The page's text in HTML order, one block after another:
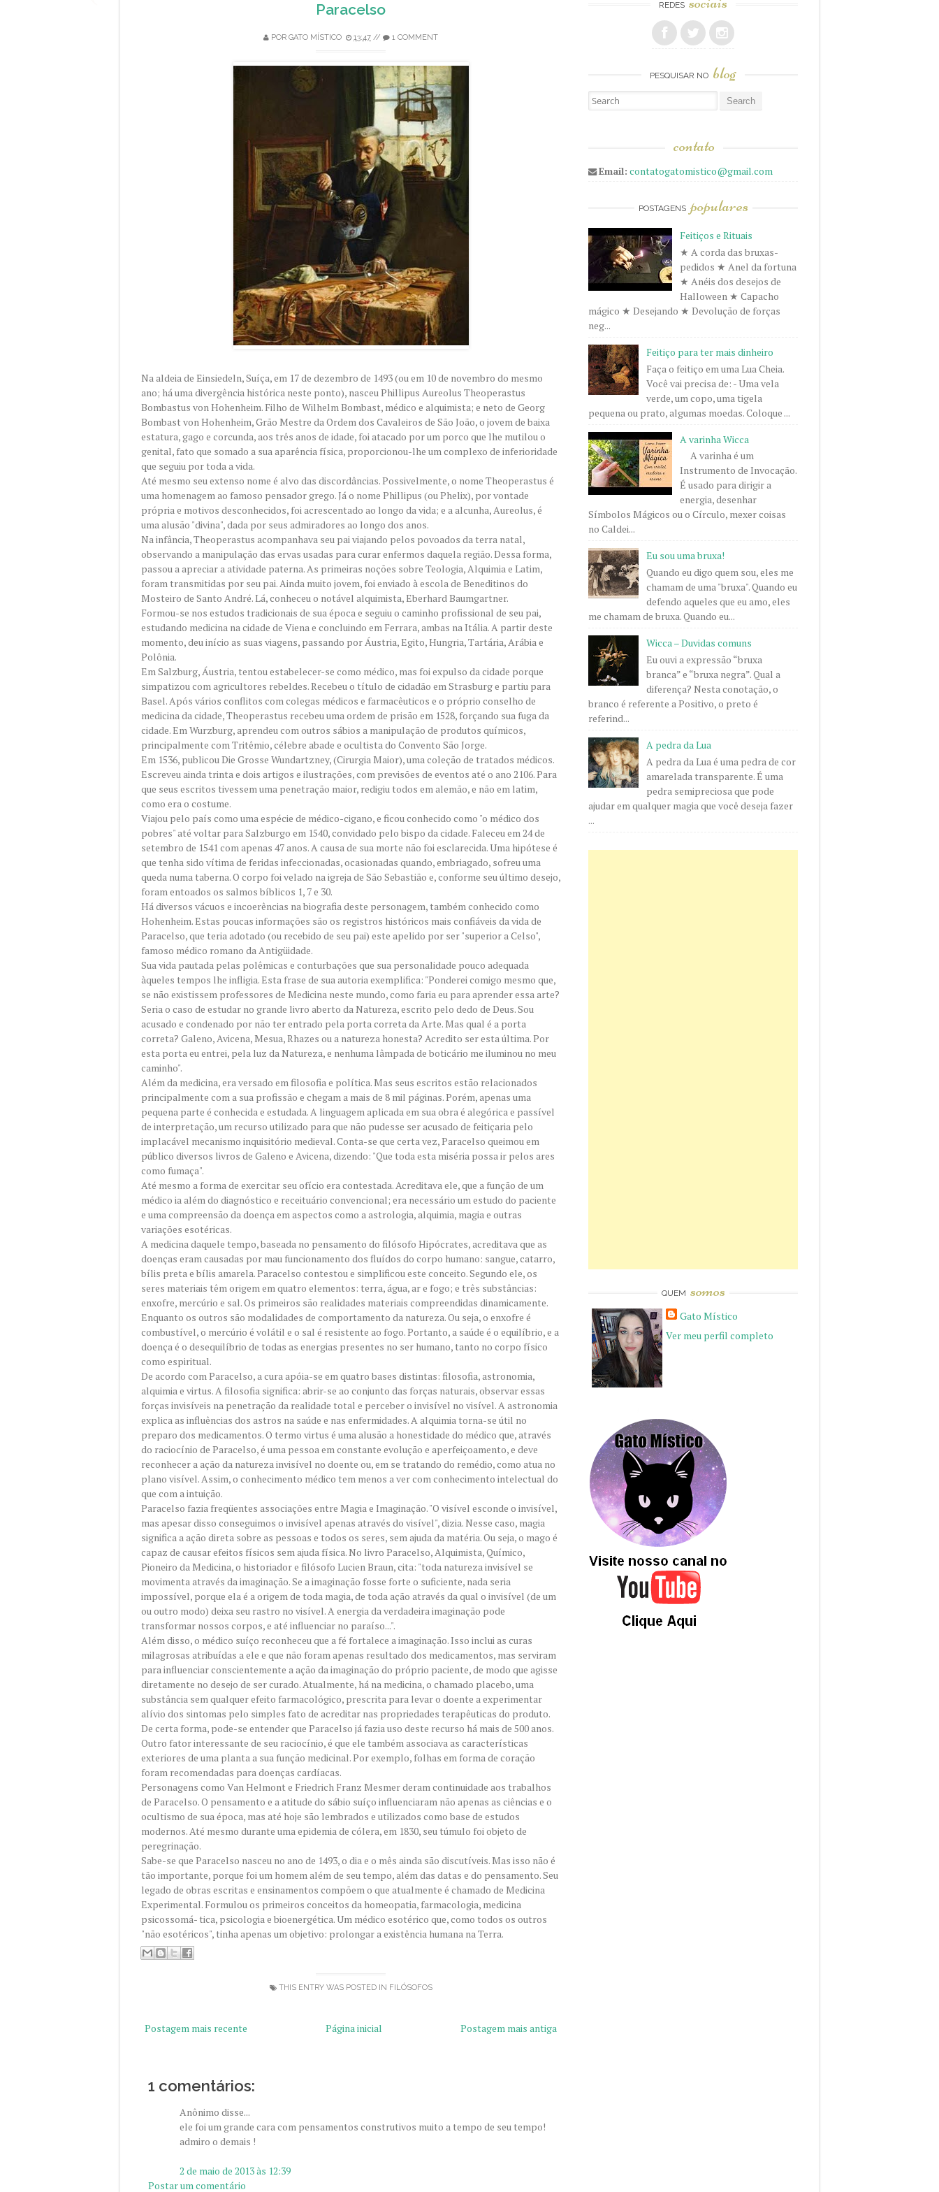
Paracelso
POR GATO MÍSTICO 13:47 // 1 COMMENT
Na aldeia de Einsiedeln, Suíça, em 17 de dezembro de 1493 (ou em 10 de novembro do mesmo
ano; há uma divergência histórica neste ponto), nasceu Phillipus Aureolus Theoperastus
Bombastus von Hohenheim. Filho de Wilhelm Bombast, médico e alquimista; e neto de Georg
Bombast von Hohenheim, Grão Mestre da Ordem dos Cavaleiros de São João, o jovem de baixa
estatura, gago e corcunda, aos três anos de idade, foi atacado por um porco que lhe mutilou o
genital, fato que somado a sua aparência física, proporcionou-lhe um complexo de inferioridade
que seguiu por toda a vida.
Até mesmo seu extenso nome é alvo das discordâncias. Possivelmente, o nome Theoperastus é
uma homenagem ao famoso pensador grego. Já o nome Phillipus (ou Phelix), por vontade
própria e motivos desconhecidos, foi acrescentado ao longo da vida; e a alcunha, Aureolus, é
uma alusão "divina", dada por seus admiradores ao longo dos anos.
Na infância, Theoperastus acompanhava seu pai viajando pelos povoados da terra natal,
observando a manipulação das ervas usadas para curar enfermos daquela região. Dessa forma,
passou a apreciar a atividade paterna. As primeiras noções sobre Teologia, Alquimia e Latim,
foram transmitidas por seu pai. Ainda muito jovem, foi enviado à escola de Beneditinos do
Mosteiro de Santo André. Lá, conheceu o notável alquimista, Eberhard Baumgartner.
Formou-se nos estudos tradicionais de sua época e seguiu o caminho profissional de seu pai,
estudando medicina na cidade de Viena e concluindo em Ferrara, ambas na Itália. A partir deste
momento, deu início as suas viagens, passando por Áustria, Egito, Hungria, Tartária, Arábia e
Polônia.
Em Salzburg, Áustria, tentou estabelecer-se como médico, mas foi expulso da cidade porque
simpatizou com agricultores rebeldes. Recebeu o título de cidadão em Strasburg e partiu para
Basel. Após vários conflitos com colegas médicos e farmacêuticos e o próprio conselho de
medicina da cidade, Theoperastus recebeu uma ordem de prisão em 1528, forçando sua fuga da
cidade. Em Wurzburg, aprendeu com outros sábios a manipulação de produtos químicos,
principalmente com Tritêmio, célebre abade e ocultista do Convento São Jorge.
Em 1536, publicou Die Grosse Wundartzney, (Cirurgia Maior), uma coleção de tratados médicos.
Escreveu ainda trinta e dois artigos e ilustrações, com previsões de eventos até o ano 2106. Para
que seus escritos tivessem uma penetração maior, redigiu todos em alemão, e não em latim,
como era o costume.
Viajou pelo país como uma espécie de médico-cigano, e ficou conhecido como "o médico dos
pobres" até voltar para Salzburgo em 1540, convidado pelo bispo da cidade. Faleceu em 24 de
setembro de 1541 com apenas 47 anos. A causa de sua morte não foi esclarecida. Uma hipótese é
que tenha sido vítima de feridas infeccionadas, ocasionadas quando, embriagado, sofreu uma
queda numa taberna. O corpo foi velado na igreja de São Sebastião e, conforme seu último desejo,
foram entoados os salmos bíblicos 1, 7 e 30.
Há diversos vácuos e incoerências na biografia deste personagem, também conhecido como
Hohenheim. Estas poucas informações são os registros históricos mais confiáveis da vida de
Paracelso, que teria adotado (ou recebido de seu pai) este apelido por ser "superior a Celso",
famoso médico romano da Antigüidade.
Sua vida pautada pelas polêmicas e conturbações que sua personalidade pouco adequada
àqueles tempos lhe infligia. Esta frase de sua autoria exemplifica: "Ponderei comigo mesmo que,
se não existissem professores de Medicina neste mundo, como faria eu para aprender essa arte?
Seria o caso de estudar no grande livro aberto da Natureza, escrito pelo dedo de Deus. Sou
acusado e condenado por não ter entrado pela porta correta da Arte. Mas qual é a porta
correta? Galeno, Avicena, Mesua, Rhazes ou a natureza honesta? Acredito ser esta última. Por
esta porta eu entrei, pela luz da Natureza, e nenhuma lâmpada de boticário me iluminou no meu
caminho".
Além da medicina, era versado em filosofia e política. Mas seus escritos estão relacionados
principalmente com a sua profissão e chegam a mais de 8 mil páginas. Porém, apenas uma
pequena parte é conhecida e estudada. A linguagem aplicada em sua obra é alegórica e passível
de interpretação, um recurso utilizado para que não pudesse ser acusado de feitiçaria pelo
implacável mecanismo inquisitório medieval. Conta-se que certa vez, Paracelso queimou em
público diversos livros de Galeno e Avicena, dizendo: "Que toda esta miséria possa ir pelos ares
como fumaça".
Até mesmo a forma de exercitar seu ofício era contestada. Acreditava ele, que a função de um
médico ia além do diagnóstico e receituário convencional; era necessário um estudo do paciente
e uma compreensão da doença em aspectos como a astrologia, alquimia, magia e outras
variações esotéricas.
A medicina daquele tempo, baseada no pensamento do filósofo Hipócrates, acreditava que as
doenças eram causadas por mau funcionamento dos fluídos do corpo humano: sangue, catarro,
bílis preta e bílis amarela. Paracelso contestou e simplificou este conceito. Segundo ele, os
seres materiais têm origem em quatro elementos: terra, água, ar e fogo; e três substâncias:
enxofre, mercúrio e sal. Os primeiros são realidades materiais compreendidas dinamicamente.
Enquanto os outros são modalidades de comportamento da natureza. Ou seja, o enxofre é
combustível, o mercúrio é volátil e o sal é resistente ao fogo. Portanto, a saúde é o equilíbrio, e a
doença é o desequilíbrio de todas as energias presentes no ser humano, tanto no corpo físico
como espiritual.
De acordo com Paracelso, a cura apóia-se em quatro bases distintas: filosofia, astronomia,
alquimia e virtus. A filosofia significa: abrir-se ao conjunto das forças naturais, observar essas
forças invisíveis na penetração da realidade total e perceber o invisível no visível. A astronomia
explica as influências dos astros na saúde e nas enfermidades. A alquimia torna-se útil no
preparo dos medicamentos. O termo virtus é uma alusão a honestidade do médico que, através
do raciocínio de Paracelso, é uma pessoa em constante evolução e aperfeiçoamento, e deve
reconhecer a ação da natureza invisível no doente ou, em se tratando do remédio, como atua no
plano visível. Assim, o conhecimento médico tem menos a ver com conhecimento intelectual do
que com a intuição.
Paracelso fazia freqüentes associações entre Magia e Imaginação. "O visível esconde o invisível,
mas apesar disso conseguimos o invisível apenas através do visível", dizia. Nesse caso, magia
significa a ação direta sobre as pessoas e todos os seres, sem ajuda da matéria. Ou seja, o mago é
capaz de causar efeitos físicos sem ajuda física. No livro Paracelso, Alquimista, Químico,
Pioneiro da Medicina, o historiador e filósofo Lucien Braun, cita: "toda natureza invisível se
movimenta através da imaginação. Se a imaginação fosse forte o suficiente, nada seria
impossível, porque ela é a origem de toda magia, de toda ação através da qual o invisível (de um
ou outro modo) deixa seu rastro no visível. A energia da verdadeira imaginação pode
transformar nossos corpos, e até influenciar no paraíso...".
Além disso, o médico suíço reconheceu que a fé fortalece a imaginação. Isso inclui as curas
milagrosas atribuídas a ele e que não foram apenas resultado dos medicamentos, mas serviram
para influenciar conscientemente a ação da imaginação do próprio paciente, de modo que agisse
diretamente no desejo de ser curado. Atualmente, há na medicina, o chamado placebo, uma
substância sem qualquer efeito farmacológico, prescrita para levar o doente a experimentar
alívio dos sintomas pelo simples fato de acreditar nas propriedades terapêuticas do produto.
De certa forma, pode-se entender que Paracelso já fazia uso deste recurso há mais de 500 anos.
Outro fator interessante de seu raciocínio, é que ele também associava as características
exteriores de uma planta a sua função medicinal. Por exemplo, folhas em forma de coração
foram recomendadas para doenças cardíacas.
Personagens como Van Helmont e Friedrich Franz Mesmer deram continuidade aos trabalhos
de Paracelso. O pensamento e a atitude do sábio suíço influenciaram não apenas as ciências e o
ocultismo de sua época, mas até hoje são lembrados e utilizados como base de estudos
modernos. Até mesmo durante uma epidemia de cólera, em 1830, seu túmulo foi objeto de
peregrinação.
Sabe-se que Paracelso nasceu no ano de 1493, o dia e o mês ainda são discutíveis. Mas isso não é
tão importante, porque foi um homem além de seu tempo, além das datas e do pensamento. Seu
legado de obras escritas e ensinamentos compõem o que atualmente é chamado de Medicina
Experimental. Formulou os primeiros conceitos da homeopatia, farmacologia, medicina
psicossomá- tica, psicologia e bioenergética. Um médico esotérico que, como todos os outros
"não esotéricos", tinha apenas um objetivo: prolongar a existência humana na Terra.
THIS ENTRY WAS POSTED IN FILÓSOFOS
Postagem mais recente Postagem mais antiga
Página inicial
1 comentários:
Anônimo disse...
ele foi um grande cara com pensamentos construtivos muito a tempo de seu tempo!
admiro o demais !
2 de maio de 2013 às 12:39
Postar um comentário
REDES
PESQUISAR NO blog
Pesquisar
contato
Email: contatogatomistico@gmail.com
POSTAGENS populares
Feitiços e Rituais
★ A corda das bruxas-
pedidos ★ Anel da fortuna
★ Anéis dos desejos de
Halloween ★ Capacho
mágico ★ Desejando ★ Devolução de forças
neg...
Feitiço para ter mais dinheiro
Faça o feitiço em uma Lua Cheia.
Você vai precisa de: - Uma vela
verde, um copo, uma tigela
pequena ou prato, algumas moedas. Coloque ...
A varinha Wicca
A varinha é um
Instrumento de Invocação.
É usado para dirigir a
energia, desenhar
Símbolos Mágicos ou o Círculo, mexer coisas
no Caldei...
Eu sou uma bruxa!
Quando eu digo quem sou, eles me
chamam de uma "bruxa". Quando eu
defendo aqueles que eu amo, eles
me chamam de bruxa. Quando eu...
Wicca – Duvidas comuns
Eu ouvi a expressão “bruxa
branca” e “bruxa negra”. Qual a
diferença? Nesta conotação, o
branco é referente a Positivo, o preto é
referind...
A pedra da Lua
A pedra da Lua é uma pedra de cor
amarelada transparente. É uma
pedra semipreciosa que pode
ajudar em qualquer magia que você deseja fazer
...
QUEM somos
Gato Místico
Ver meu perfil completo